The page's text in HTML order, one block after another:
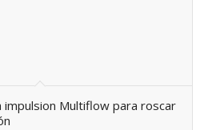
impulsion Multiflow para roscar